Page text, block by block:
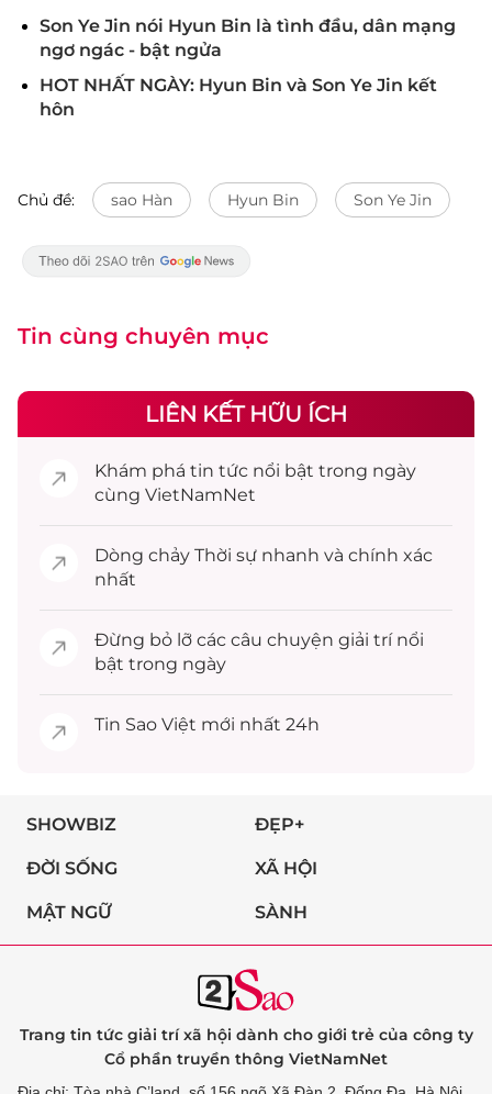
Son Ye Jin nói Hyun Bin là tình đầu, dân mạng
ngơ ngác - bật ngửa
HOT NHẤT NGÀY: Hyun Bin và Son Ye Jin kết
hôn
Chủ đề: sao Hàn Hyun Bin Son Ye Jin
Tin cùng chuyên mục
LIÊN KẾT HỮU ÍCH
Khám phá tin tức nổi bật trong ngày
cùng VietNamNet
Dòng chảy Thời sự nhanh và chính xác
nhất
Đừng bỏ lỡ các câu chuyện giải trínổi
bật trong ngày
Tin Sao Việt mới nhất 24h
SHOWBIZ ĐẸP+
ĐỜI SỐNG XÃ HỘI
MẬT NGỮ SÀNH
Trang tin tức giải trí xã hội dành cho giới trẻ của công ty
Cổ phần truyền thông VietNamNet